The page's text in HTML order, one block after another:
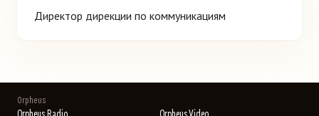
Директор дирекции по коммуникациям
Orpheus